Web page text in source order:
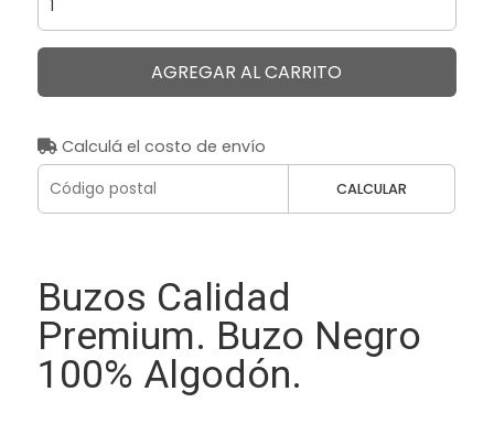
AGREGAR AL CARRITO
Calculá el costo de envío
CALCULAR
Buzos Calidad
Premium. Buzo Negro
100% Algodón.